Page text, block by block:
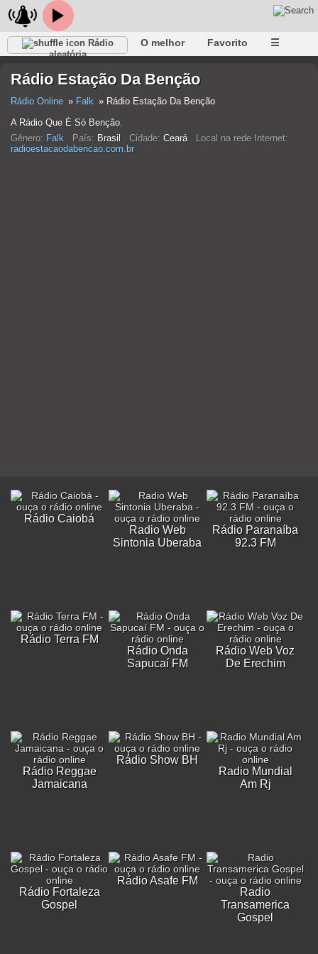
Rádio
aleatória
O melhor Favorito ☰
Rádio Estação Da Benção
Rádio Online Falk
Rádio Estação Da Benção
A Rádio Que É Só Benção.
Gênero: Falk País: Brasil Cidade: Ceará
Local na rede Internet:
radioestacaodabencao.com.br
Rádio Caiobá
Radio Web
Sintonia Uberaba
Rádio Paranaíba
92.3 FM
Rádio Terra FM
Rádio Onda
Sapucaí FM
Rádio Web Voz
De Erechim
Rádio Reggae
Jamaicana
Rádio Show BH
Radio Mundial
Am Rj
Rádio Fortaleza
Gospel
Rádio Asafe FM
Radio
Transamerica
Gospel